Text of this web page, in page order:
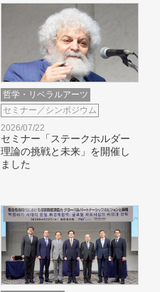
哲学・リベラルアーツ
セミナー／シンポジウム
2026/07/22
セミナー「ステークホルダー
理論の挑戦と未来」を開催し
ました